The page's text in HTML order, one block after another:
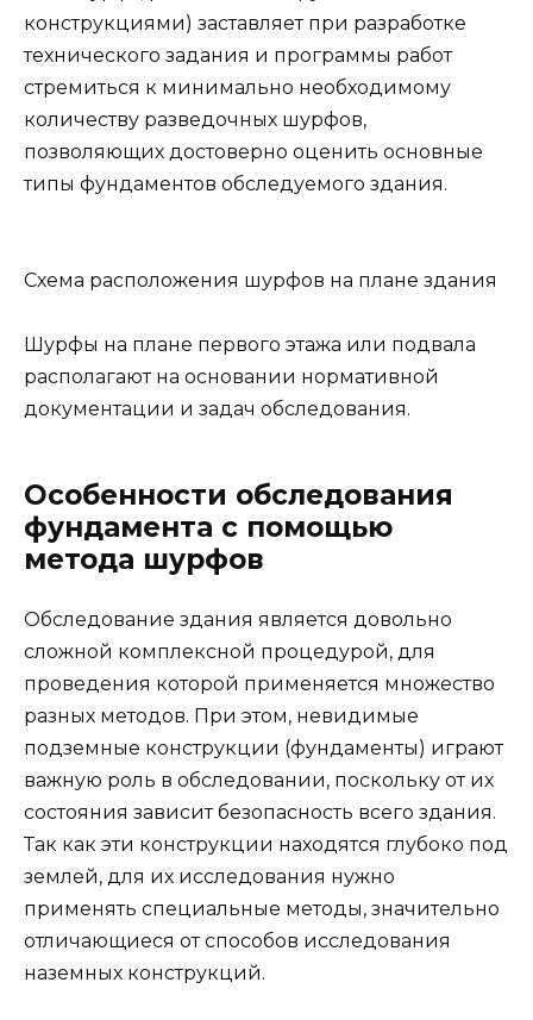
конструкциями) заставляет при разработке
технического задания и программы работ
стремиться к минимально необходимому
количеству разведочных шурфов,
позволяющих достоверно оценить основные
типы фундаментов обследуемого здания.
Схема расположения шурфов на плане здания
Шурфы на плане первого этажа или подвала
располагают на основании нормативной
документации и задач обследования.
Особенности обследования
фундамента с помощью
метода шурфов
Обследование здания является довольно
сложной комплексной процедурой, для
проведения которой применяется множество
разных методов. При этом, невидимые
подземные конструкции (фундаменты) играют
важную роль в обследовании, поскольку от их
состояния зависит безопасность всего здания.
Так как эти конструкции находятся глубоко под
землей, для их исследования нужно
применять специальные методы, значительно
отличающиеся от способов исследования
наземных конструкций.